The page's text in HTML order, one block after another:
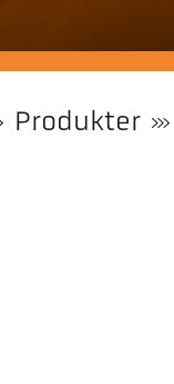
Produkter